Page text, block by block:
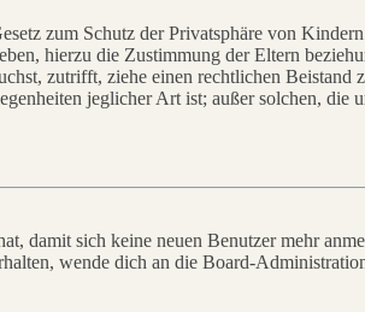
zum Schutz der Privatsphäre von
hierzu die Zustimmung der Eltern
zutrifft, ziehe einen rechtlichen
jeglicher Art ist; außer solchen,
damit sich keine neuen Benutzer mehr
wende dich an die Board-